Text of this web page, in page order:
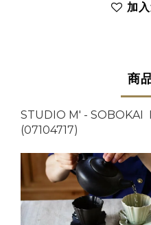
加
商
STUDIO M' - SOBOKAI
(07104717)